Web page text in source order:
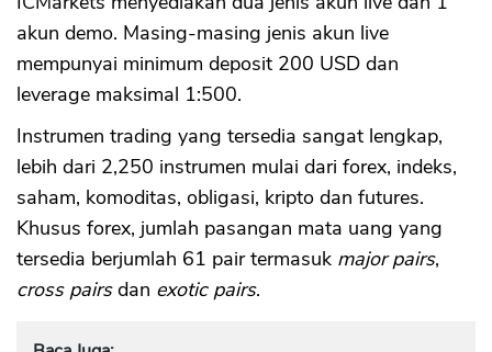
akun demo. Masing-masing jenis akun live
mempunyai minimum deposit 200 USD dan
leverage maksimal 1:500.
Instrumen trading yang tersedia sangat lengkap,
lebih dari 2,250 instrumen mulai dari forex, indeks,
saham, komoditas, obligasi, kripto dan futures.
Khusus forex, jumlah pasangan mata uang yang
tersedia berjumlah 61 pair termasuk major pairs,
cross pairsdan exotic pairs.